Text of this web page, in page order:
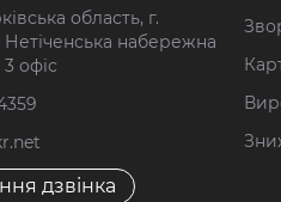
область, г.
Нетіченська набережна
офіс
дзвінка